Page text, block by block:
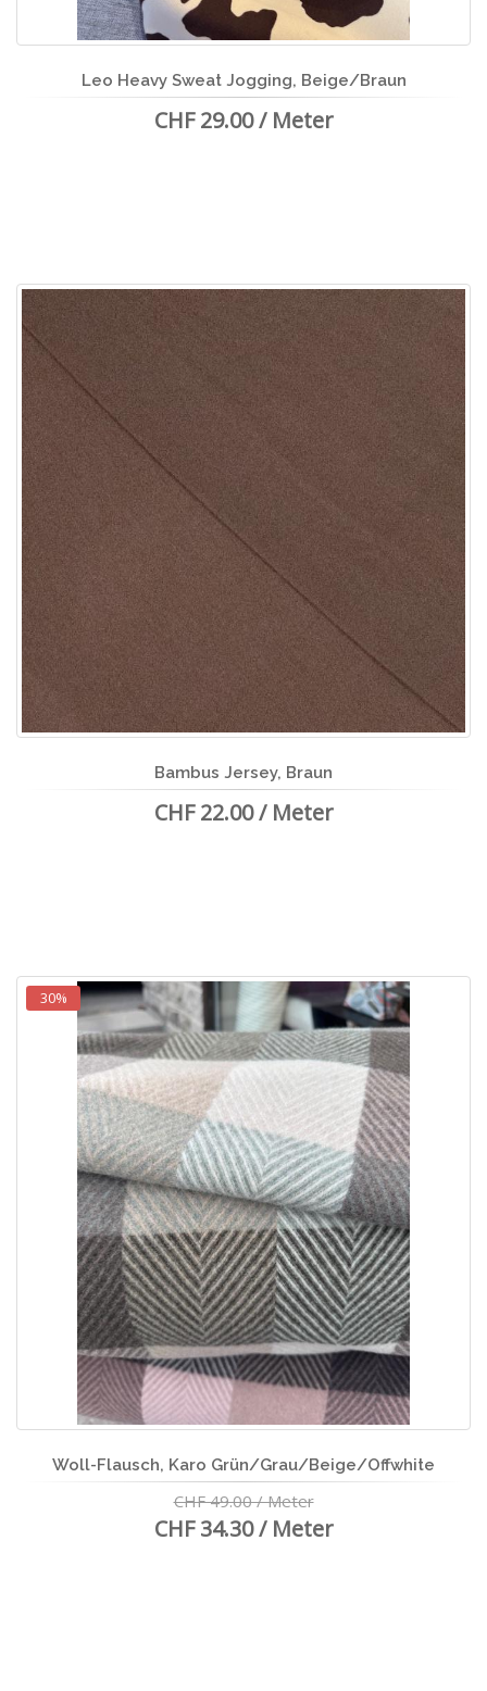
Leo Heavy Sweat Jogging, Beige/Braun
CHF 29.00 / Meter
Bambus Jersey, Braun
CHF 22.00 / Meter
30%
Woll-Flausch, Karo Grün/Grau/Beige/Offwhite
CHF 49.00 / Meter
CHF 34.30 / Meter